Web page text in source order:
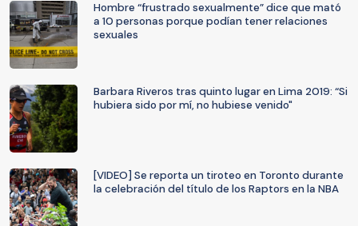
Hombre “frustrado sexualmente” dice que mató
a 10 personas porque podían tener relaciones
sexuales
Barbara Riveros tras quinto lugar en Lima 2019: “Si
hubiera sido por mí, no hubiese venido"
[VIDEO] Se reporta un tiroteo en Toronto durante
la celebración del título de los Raptors en la NBA